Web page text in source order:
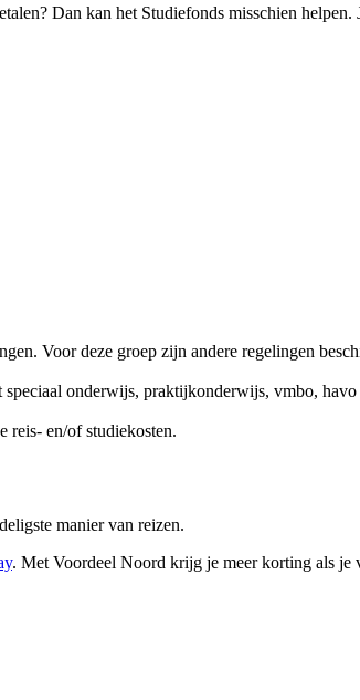
Dan kan het Studiefonds misschien helpen.
Voor deze groep zijn andere regelingen
onderwijs, praktijkonderwijs, vmbo,
reis- en/of studiekosten.
manier van reizen.
. Met Voordeel Noord krijg je meer korting als je